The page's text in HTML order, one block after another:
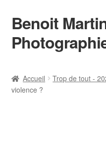
Aller
à
la
Aller
au
contenu
Benoit
Actualités
Accueil Trop de tout -
violence ?